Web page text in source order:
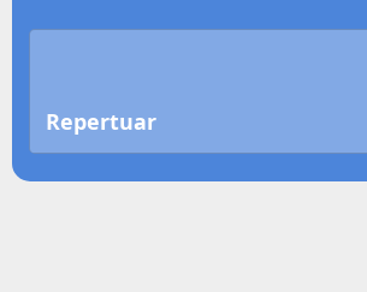
Repertuar